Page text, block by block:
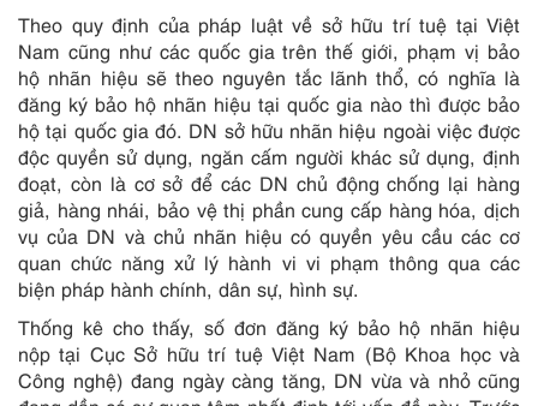
Theo quy định của pháp luật về sở hữu trí tuệ tại Việt
Nam cũng như các quốc gia trên thế giới, phạm vị bảo
hộ nhãn hiệu sẽ theo nguyên tắc lãnh thổ, có nghĩa là
đăng ký bảo hộ nhãn hiệu tại quốc gia nào thì được bảo
hộ tại quốc gia đó. DN sở hữu nhãn hiệu ngoài việc được
độc quyền sử dụng, ngăn cấm người khác sử dụng, định
đoạt, còn là cơ sở để các DN chủ động chống lại hàng
giả, hàng nhái, bảo vệ thị phần cung cấp hàng hóa, dịch
vụ của DN và chủ nhãn hiệu có quyền yêu cầu các cơ
quan chức năng xử lý hành vi vi phạm thông qua các
biện pháp hành chính, dân sự, hình sự.
Thống kê cho thấy, số đơn đăng ký bảo hộ nhãn hiệu
nộp tại Cục Sở hữu trí tuệ Việt Nam (Bộ Khoa học và
Công nghệ) đang ngày càng tăng, DN vừa và nhỏ cũng